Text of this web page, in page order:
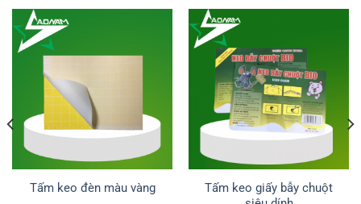
Tấm keo đèn màu vàng
Tấm keo giấy bẫy chuột